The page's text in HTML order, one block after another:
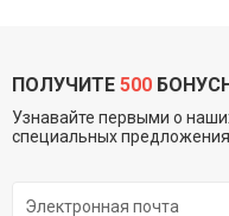
ПОЛУЧИТЕ 500
Узнавайте первыми о
специальных